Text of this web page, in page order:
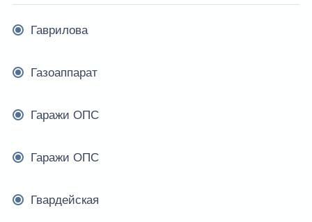
Гаврилова
Газоаппарат
Гаражи ОПC
Гаражи ОПС
Гвардейская